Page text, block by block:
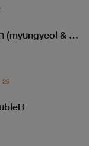
(myungyeol & gy
26